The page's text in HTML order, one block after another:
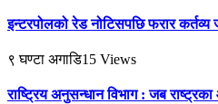
इन्टरपोलको रेड नोटिसपछि फरार
९ घण्टा अगाडि15 Views
राष्ट्रिय अनुसन्धान विभाग : जब